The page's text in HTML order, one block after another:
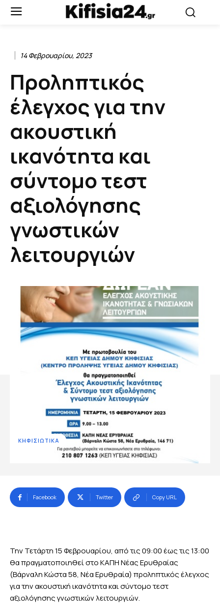
14 Φεβρουαρίου, 2023
Προληπτικός
έλεγχος για την
ακουστική
ικανότητα και
σύντομο τεστ
αξιολόγησης
γνωστικών
λειτουργιών
ΚΗΦΙΣΙΩΤΙΚΑ
Facebook Twitter Copy URL
Την Τετάρτη 15 Φεβρουαρίου, από τις 09:00 έως τις 13:00
θα πραγματοποιηθεί στο ΚΑΠΗ Νέας Ερυθραίας
(Βάρναλη Κώστα 58, Νέα Ερυθραία) προληπτικός έλεγχος
για την ακουστική ικανότητα και σύντομο τεστ
αξιολόγησης γνωστικών λειτουργιών.